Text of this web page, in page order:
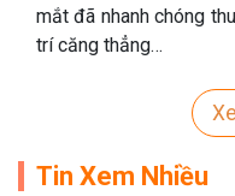
mắt đã nhanh chóng
trí căng thẳng…
Tin Xem Nhiều